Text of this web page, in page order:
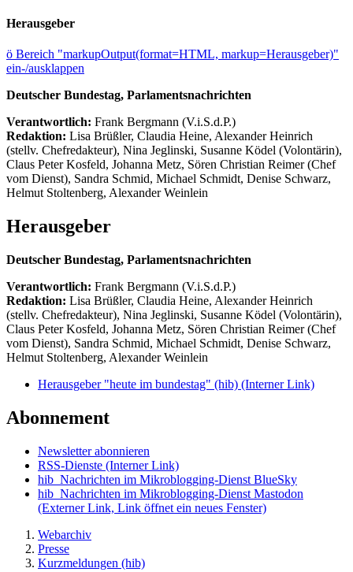
Herausgeber
ö Bereich "markupOutput(format=HTML, markup=Herausgeber)"
ein-/ausklappen
Deutscher Bundestag, Parlamentsnachrichten
Verantwortlich: Frank Bergmann (V.i.S.d.P.)
Redaktion: Lisa Brüßler, Claudia Heine, Alexander Heinrich
(stellv. Chefredakteur), Nina Jeglinski, Susanne Ködel (Volontärin),
Claus Peter Kosfeld, Johanna Metz, Sören Christian Reimer (Chef
vom Dienst), Sandra Schmid, Michael Schmidt, Denise Schwarz,
Helmut Stoltenberg, Alexander Weinlein
Herausgeber
Deutscher Bundestag, Parlamentsnachrichten
Verantwortlich: Frank Bergmann (V.i.S.d.P.)
Redaktion: Lisa Brüßler, Claudia Heine, Alexander Heinrich
(stellv. Chefredakteur), Nina Jeglinski, Susanne Ködel (Volontärin),
Claus Peter Kosfeld, Johanna Metz, Sören Christian Reimer (Chef
vom Dienst), Sandra Schmid, Michael Schmidt, Denise Schwarz,
Helmut Stoltenberg, Alexander Weinlein
Herausgeber "heute im bundestag" (hib) (Interner Link)
Abonnement
Newsletter abonnieren
RSS-Dienste (Interner Link)
hib_Nachrichten im Mikroblogging-Dienst BlueSky
hib_Nachrichten im Mikroblogging-Dienst Mastodon
(Externer Link, Link öffnet ein neues Fenster)
Webarchiv
Presse
Kurzmeldungen (hib)